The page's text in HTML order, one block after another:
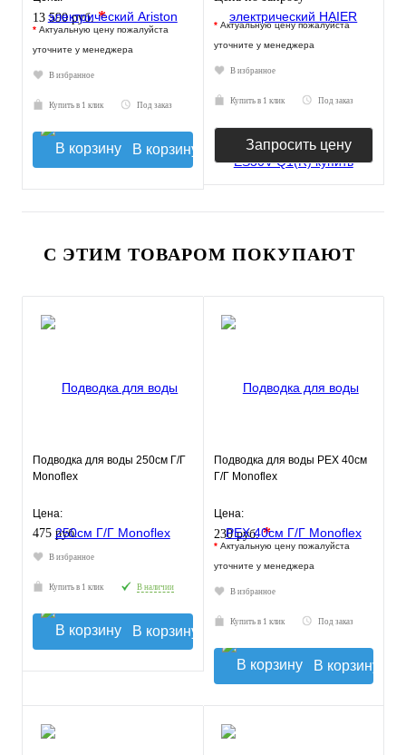
13 590 руб.*
* Актуальную цену пожалуйста
уточните у менеджера
В избранное
Купить в 1 клик Под заказ
В корзину
* Актуальную цену пожалуйста
уточните у менеджера
В избранное
Купить в 1 клик Под заказ
Запросить цену
С ЭТИМ ТОВАРОМ ПОКУПАЮТ
Подводка для воды 250см Г/Г
Monoflex
Цена:
475 руб.
В избранное
Купить в 1 клик В наличии
В корзину
Подводка для воды РЕХ 40см
Г/Г Monoflex
Цена:
230 руб.*
* Актуальную цену пожалуйста
уточните у менеджера
В избранное
Купить в 1 клик Под заказ
В корзину